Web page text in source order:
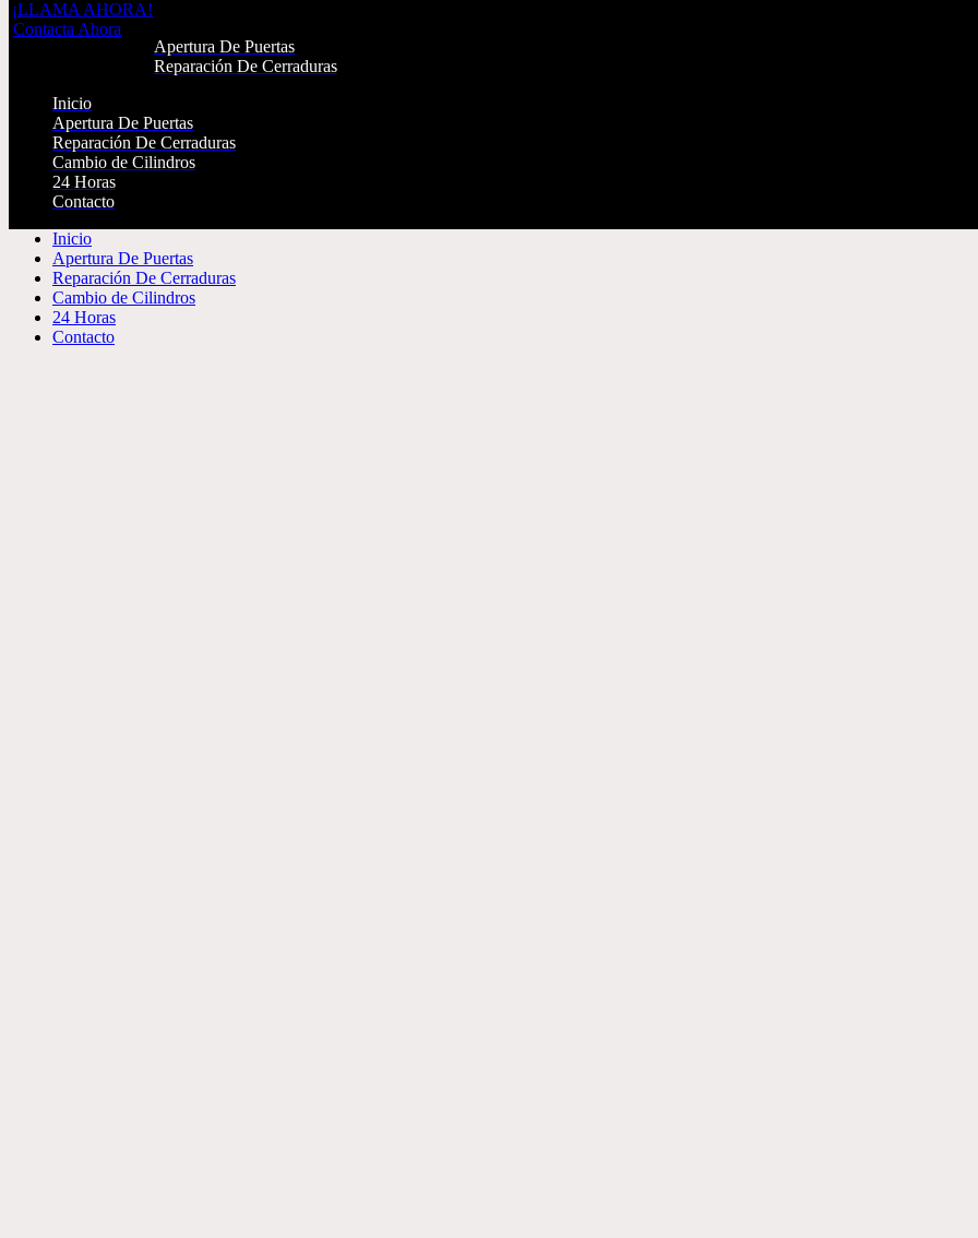
Apertura De Puertas
Reparación De Cerraduras
Contacto
¡LLAMA AHORA!
Contacta Ahora
¡LLAMA AHORA!
Contacta Ahora
Inicio
Apertura De Puertas
Reparación De Cerraduras
Cambio de Cilindros
24 Horas
Contacto
Inicio
Apertura De Puertas
Reparación De Cerraduras
Cambio de Cilindros
24 Horas
Contacto